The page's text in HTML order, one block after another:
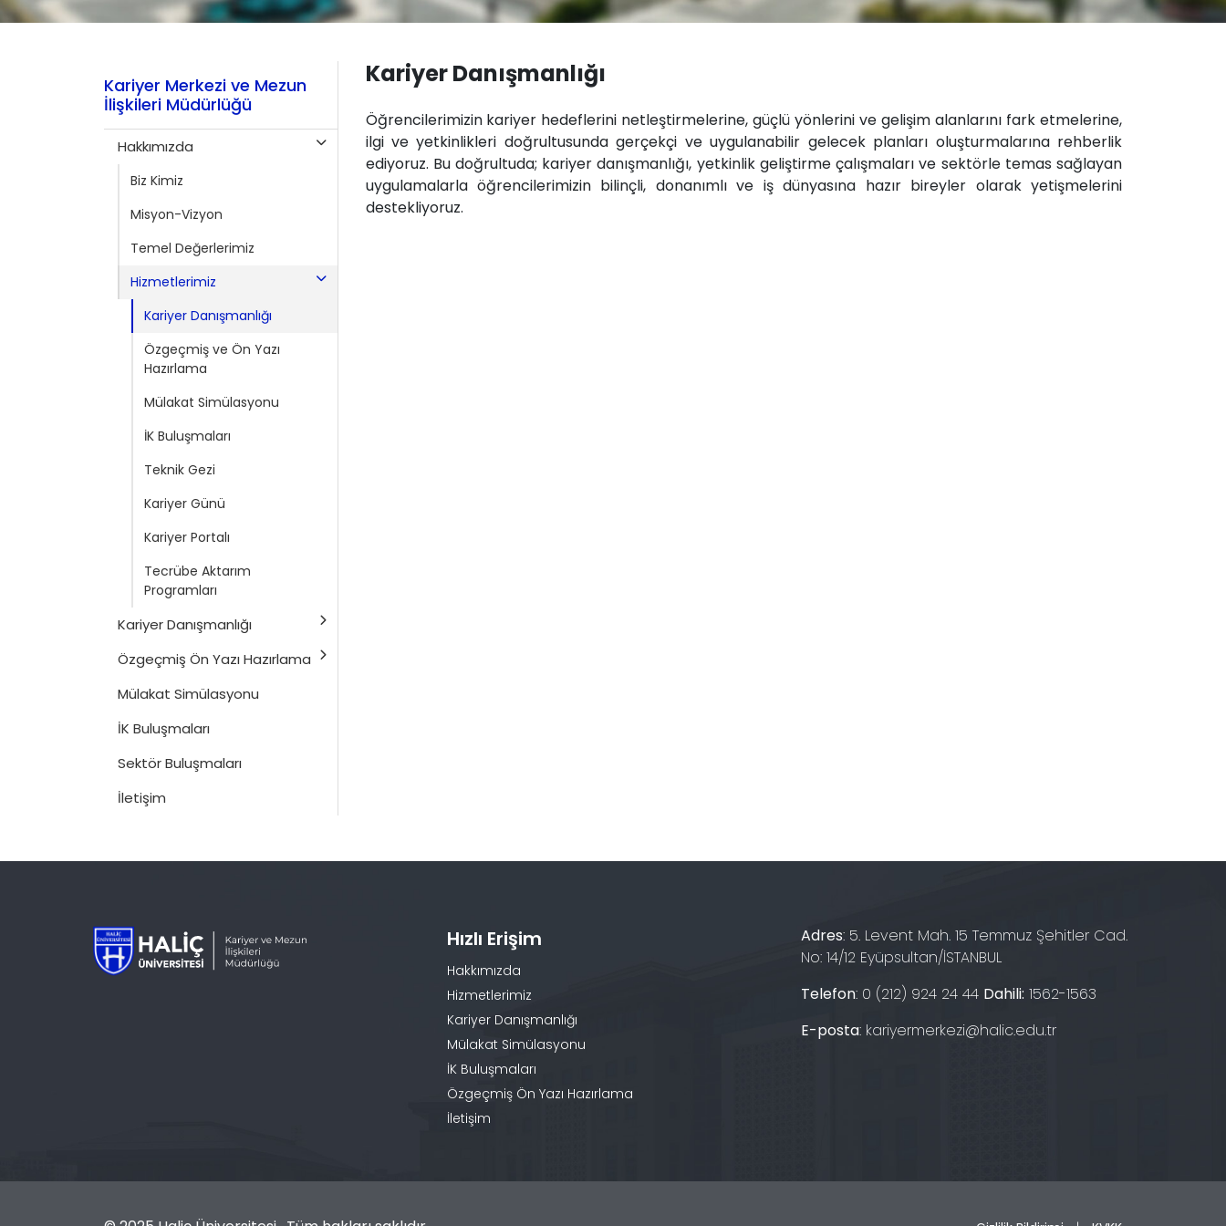
Kariyer Merkezi ve Mezun
İlişkileri Müdürlüğü
Hakkımızda
Biz Kimiz
Misyon-Vizyon
Temel Değerlerimiz
Hizmetlerimiz
Kariyer Danışmanlığı
Özgeçmiş ve Ön Yazı
Hazırlama
Mülakat Simülasyonu
İK Buluşmaları
Teknik Gezi
Kariyer Günü
Kariyer Portalı
Tecrübe Aktarım
Programları
Kariyer Danışmanlığı
Özgeçmiş Ön Yazı Hazırlama
Mülakat Simülasyonu
İK Buluşmaları
Sektör Buluşmaları
İletişim
Kariyer Danışmanlığı
Öğrencilerimizin kariyer hedeflerini netleştirmelerine, güçlü yönlerini ve gelişim alanlarını fark etmelerine,
ilgi ve yetkinlikleri doğrultusunda gerçekçi ve uygulanabilir gelecek planları oluşturmalarına rehberlik
ediyoruz. Bu doğrultuda; kariyer danışmanlığı, yetkinlik geliştirme çalışmaları ve sektörle temas sağlayan
uygulamalarla öğrencilerimizin bilinçli, donanımlı ve iş dünyasına hazır bireyler olarak yetişmelerini
destekliyoruz.
Hızlı Erişim
Hakkımızda
Hizmetlerimiz
Kariyer Danışmanlığı
Mülakat Simülasyonu
İK Buluşmaları
Özgeçmiş Ön Yazı Hazırlama
İletişim
Adres: 5. Levent Mah. 15 Temmuz Şehitler Cad.
No: 14/12 Eyüpsultan/İSTANBUL
Telefon: 0 (212) 924 24 44 Dahili: 1562-1563
E-posta: kariyermerkezi@halic.edu.tr